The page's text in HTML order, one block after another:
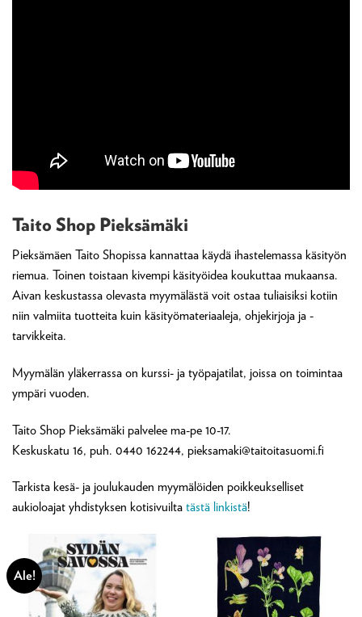
Taito Shop Pieksämäki
Pieksämäen Taito Shopissa kannattaa käydä ihastelemassa käsityön
riemua. Toinen toistaan kivempi käsityöidea koukuttaa mukaansa.
Aivan keskustassa olevasta myymälästä voit ostaa tuliaisiksi kotiin
niin valmiita tuotteita kuin käsityömateriaaleja, ohjekirjoja ja -
tarvikkeita.
Myymälän yläkerrassa on kurssi- ja työpajatilat, joissa on toimintaa
ympäri vuoden.
Taito Shop Pieksämäki palvelee ma-pe 10-17.
Keskuskatu 16, puh. 0440 162244, pieksamaki@taitoitasuomi.fi
Tarkista kesä- ja joulukauden myymälöiden poikkeukselliset
aukioloajat yhdistyksen kotisivuilta tästä linkistä!
Ale!